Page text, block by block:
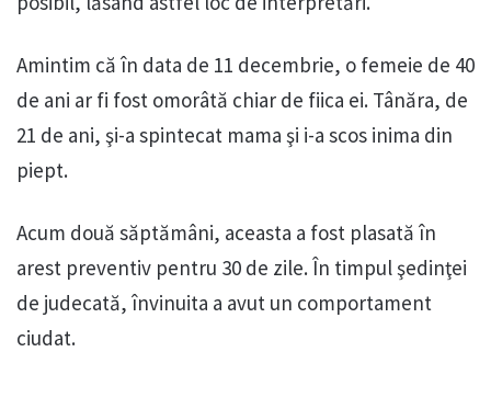
Amintim că în data de 11 decembrie, o femeie de 40
de ani ar fi fost omorâtă chiar de fiica ei. Tânăra, de
21 de ani, şi-a spintecat mama şi i-a scos inima din
piept.
Acum două săptămâni, aceasta a fost plasată în
arest preventiv pentru 30 de zile. În timpul şedinţei
de judecată, învinuita a avut un comportament
ciudat.